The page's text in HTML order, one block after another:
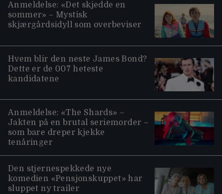
Anmeldelse: «Det skjedde en
sommer» – Mystisk
skjærgårdsidyll som overbeviser
Hvem blir den neste James Bond?
Dette er de 007 heteste
kandidatene
Anmeldelse: «The Shards» –
Jakten på en brutal seriemorder –
som bare dreper kjekke
tenåringer
Den stjernespekkede nye
komedien «Pensjonskuppet» har
sluppet ny trailer